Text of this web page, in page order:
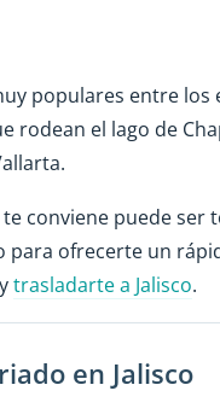
populares entre
rodean el lago de
conviene puede
para ofrecerte un
trasladarte a Jalisco.
en Jalisco